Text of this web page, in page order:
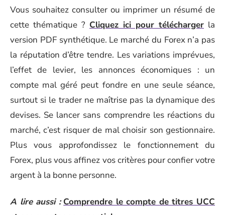
Vous souhaitez consulter ou imprimer un résumé de
cette thématique ? Cliquez ici pour télécharger la
version PDF synthétique. Le marché du Forex n’a pas
la réputation d’être tendre. Les variations imprévues,
l’effet de levier, les annonces économiques : un
compte mal géré peut fondre en une seule séance,
surtout si le trader ne maîtrise pas la dynamique des
devises. Se lancer sans comprendre les réactions du
marché, c’est risquer de mal choisir son gestionnaire.
Plus vous approfondissez le fonctionnement du
Forex, plus vous affinez vos critères pour confier votre
argent à la bonne personne.
A lire aussi : Comprendre le compte de titres UCC